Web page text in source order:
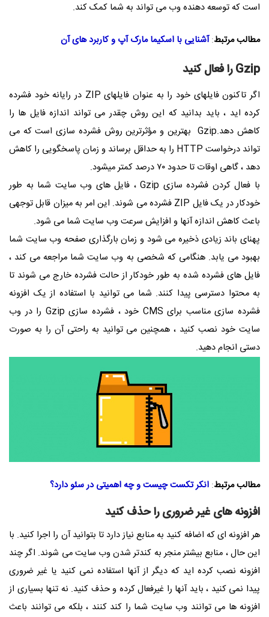
است که توسعه دهنده وب می تواند به شما کمک کند.
مطالب مرتبط:آشنایی با اسکیما مارک آپ و کاربرد های آن
Gzipرا فعال کنید
اگر تاکنون فایلهای خود را به عنوان فایلهای ZIP در رایانه خود فشرده
کرده اید ، باید بدانید که این روش چقدر می تواند اندازه فایل ها را
کاهش دهد.Gzip بهترین و مؤثرترین روش فشرده سازی است که می
تواند درخواست HTTP را به حداقل برساند و زمان پاسخگویی را کاهش
دهد ، گاهی اوقات تا حدود ۷۰ درصد کمتر میشود.
با فعال کردن فشرده سازی Gzip، فایل های وب سایت شما به طور
خودکار در یک فایل ZIP فشرده می شوند. این امر به میزان قابل توجهی
باعث کاهش اندازه آنها و افزایش سرعت وب سایت شما می شود.
پهنای باند زیادی ذخیره می شود و زمان بارگذاری صفحه وب سایت شما
بهبود می یابد. هنگامی که شخصی به وب سایت شما مراجعه می کند ،
فایل های فشرده شده به طور خودکار از حالت فشرده خارج می شوند تا
به محتوا دسترسی پیدا کنند. شما می توانید با استفاده از یک افزونه
فشرده سازی مناسب برای CMS خود ، فشرده سازی Gzip را در وب
سایت خود نصب کنید ، همچنین می توانید به راحتی آن را به صورت
دستی انجام دهید.
مطالب مرتبط: انکر تکست چیست و چه اهمیتی در سئو دارد؟
افزونه های غیر ضروری را حذف کنید
هر افزونه ای که اضافه کنید به منابع نیاز دارد تا بتوانید آن را اجرا کنید. با
این حال ، منابع بیشتر منجر به کندتر شدن وب سایت می شوند. اگر چند
افزونه نصب کرده اید که دیگر از آنها استفاده نمی کنید یا غیر ضروری
پیدا نمی کنید ، باید آنها را غیرفعال کرده و حذف کنید. نه تنها بسیاری از
افزونه ها می توانند وب سایت شما را کند کنند ، بلکه می توانند باعث